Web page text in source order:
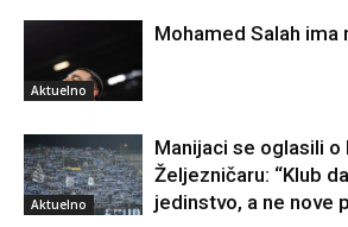
Aktuelno
Mohamed Salah ima
Aktuelno
Manijaci se oglasili o
Željezničaru: “Klub
jedinstvo, a ne nove